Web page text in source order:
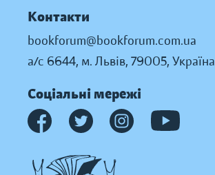
Контакти
bookforum@bookforum.com.ua
а/с 6644, м. Львів, 79005, Україна
Соціальні мережі